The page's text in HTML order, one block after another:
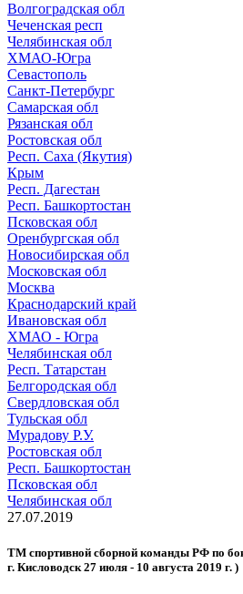
Волгоградская обл
Чеченская респ
Челябинская обл
ХМАО-Югра
Севастополь
Санкт-Петербург
Самарская обл
Рязанская обл
Ростовская обл
Респ. Саха (Якутия)
Крым
Респ. Дагестан
Респ. Башкортостан
Псковская обл
Оренбургская обл
Новосибирская обл
Московская обл
Москва
Краснодарский край
Ивановская обл
ХМАО - Югра
Челябинская обл
Респ. Татарстан
Белгородская обл
Свердловская обл
Тульская обл
Мурадову Р.У.
Ростовская обл
Респ. Башкортостан
Псковская обл
Челябинская обл
27.07.2019
ТМ спортивной сборной команды РФ по
г. Кисловодск 27 июля - 10 августа 2019 г. )